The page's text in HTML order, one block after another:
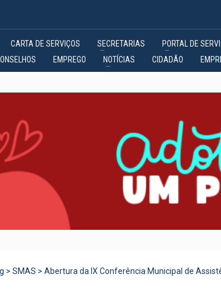
CARTA DE SERVIÇOS SECRETARIAS PORTAL DE
EMPREGO NOTÍCIAS CIDADÃO
> SMAS > Abertura da IX Conferência Municipal de